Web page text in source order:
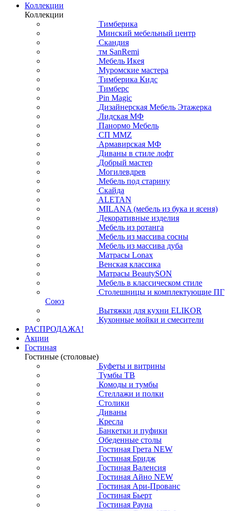
Коллекции
Коллекции
Тимберика
Минский мебельный центр
Скандия
тм SanRemi
Мебель Икея
Муромские мастера
Тимберика Кидс
Тимберс
Pin Magic
Дизайнерская Мебель Этажерка
Лидская МФ
Панормо Мебель
СП ММZ
Армавирская МФ
Диваны в стиле лофт
Добрый мастер
Могилевдрев
Мебель под старину
Скайда
ALETAN
MILANA (мебель из бука и ясеня)
Декоративные изделия
Мебель из ротанга
Мебель из массива сосны
Мебель из массива дуба
Матрасы Lonax
Венская классика
Матрасы BeautySON
Мебель в классическом стиле
Столешницы и комплектующие ПГ
Союз
Вытяжки для кухни ELIKOR
Кухонные мойки и смесители
РАСПРОДАЖА!
Акции
Гостиная
Гостиные (столовые)
Буфеты и витрины
Тумбы ТВ
Комоды и тумбы
Стеллажи и полки
Столики
Диваны
Кресла
Банкетки и пуфики
Обеденные столы
Гостиная Грета NEW
Гостиная Бридж
Гостиная Валенсия
Гостиная Айно NEW
Гостиная Ари-Прованс
Гостиная Бьерт
Гостиная Рауна